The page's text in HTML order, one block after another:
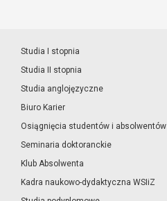
Studia I stopnia
Studia II stopnia
Studia anglojęzyczne
Biuro Karier
Osiągnięcia studentów i absolwentów
Seminaria doktoranckie
Klub Absolwenta
Kadra naukowo-dydaktyczna WSIiZ